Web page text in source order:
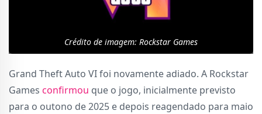
Crédito de imagem: Rockstar Games
Grand Theft Auto VI foi novamente adiado. A Rockstar
Games confirmou que o jogo, inicialmente previsto
para o outono de 2025 e depois reagendado para maio